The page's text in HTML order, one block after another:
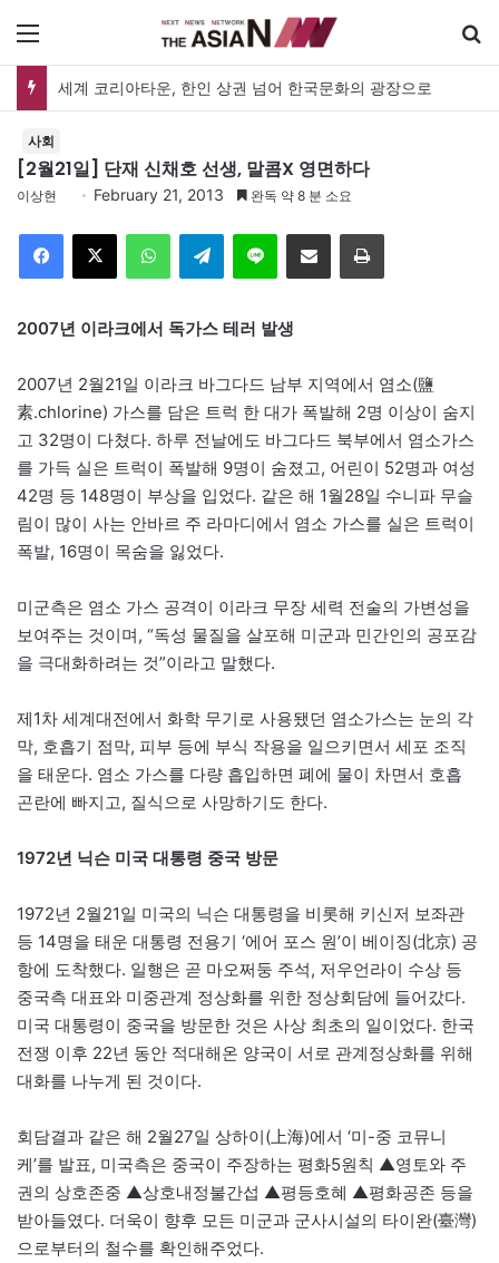
세계 코리아타운, 한인 상권 넘어 한국문화의 광장으로
사회
[2월21일] 단재 신채호 선생, 말콤X 영면하다
이상현 February 21, 2013 완독 약 8 분 소요
Telegram 이메일
2007년 이라크에서 독가스 테러 발생
2007년 2월21일 이라크 바그다드 남부 지역에서 염소(鹽
素.chlorine) 가스를 담은 트럭 한 대가 폭발해 2명 이상이 숨지
고 32명이 다쳤다. 하루 전날에도 바그다드 북부에서 염소가스
를 가득 실은 트럭이 폭발해 9명이 숨졌고, 어린이 52명과 여성
42명 등 148명이 부상을 입었다. 같은 해 1월28일 수니파 무슬
림이 많이 사는 안바르 주 라마디에서 염소 가스를 실은 트럭이
폭발, 16명이 목숨을 잃었다.
미군측은 염소 가스 공격이 이라크 무장 세력 전술의 가변성을
보여주는 것이며, “독성 물질을 살포해 미군과 민간인의 공포감
을 극대화하려는 것”이라고 말했다.
제1차 세계대전에서 화학 무기로 사용됐던 염소가스는 눈의 각
막, 호흡기 점막, 피부 등에 부식 작용을 일으키면서 세포 조직
을 태운다. 염소 가스를 다량 흡입하면 폐에 물이 차면서 호흡
곤란에 빠지고, 질식으로 사망하기도 한다.
1972년 닉슨 미국 대통령 중국 방문
1972년 2월21일 미국의 닉슨 대통령을 비롯해 키신저 보좌관
등 14명을 태운 대통령 전용기 ‘에어 포스 원’이 베이징(北京) 공
항에 도착했다. 일행은 곧 마오쩌둥 주석, 저우언라이 수상 등
중국측 대표와 미중관계 정상화를 위한 정상회담에 들어갔다.
미국 대통령이 중국을 방문한 것은 사상 최초의 일이었다. 한국
전쟁 이후 22년 동안 적대해온 양국이 서로 관계정상화를 위해
대화를 나누게 된 것이다.
회담결과 같은 해 2월27일 상하이(上海)에서 ‘미-중 코뮤니
케’를 발표, 미국측은 중국이 주장하는 평화5원칙 ▲영토와 주
권의 상호존중 ▲상호내정불간섭 ▲평등호혜 ▲평화공존 등을
받아들였다. 더욱이 향후 모든 미군과 군사시설의 타이완(臺灣)
으로부터의 철수를 확인해주었다.